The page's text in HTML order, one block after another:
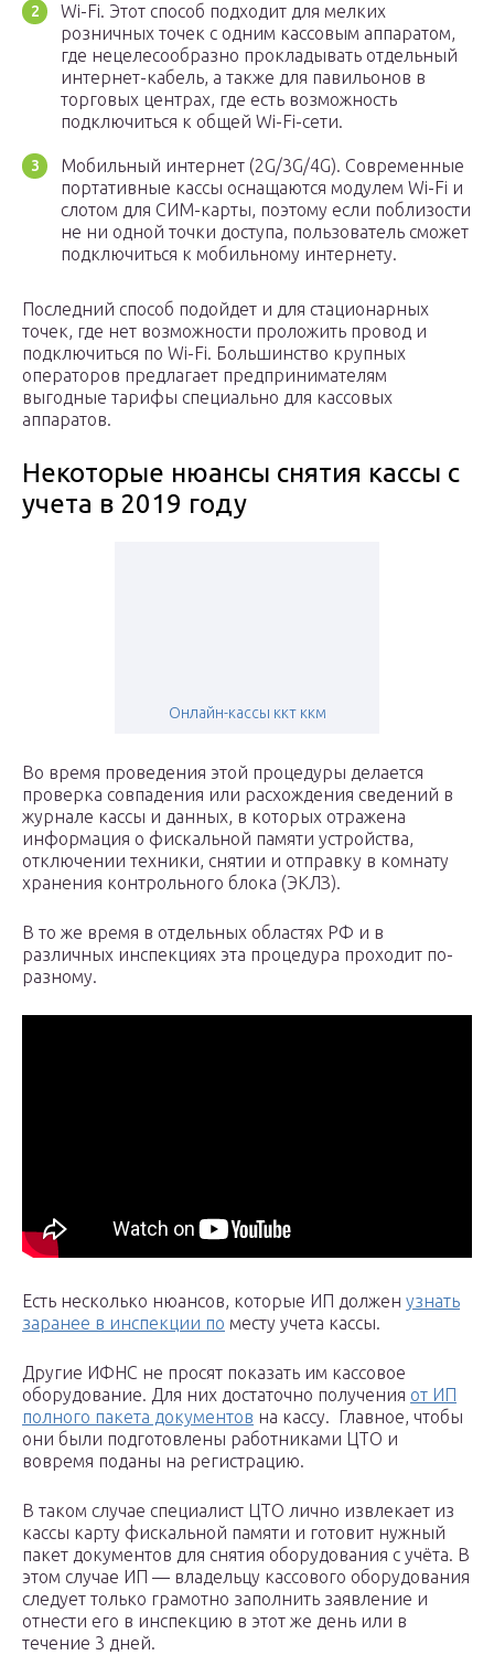
Wi-Fi. Этот способ подходит для мелких
розничных точек с одним кассовым аппаратом,
где нецелесообразно прокладывать отдельный
интернет-кабель, а также для павильонов в
торговых центрах, где есть возможность
подключиться к общей Wi-Fi-сети.
Мобильный интернет (2G/3G/4G). Современные
портативные кассы оснащаются модулем Wi-Fi и
слотом для СИМ-карты, поэтому если поблизости
не ни одной точки доступа, пользователь сможет
подключиться к мобильному интернету.
Последний способ подойдет и для стационарных
точек, где нет возможности проложить провод и
подключиться по Wi-Fi. Большинство крупных
операторов предлагает предпринимателям
выгодные тарифы специально для кассовых
аппаратов.
Некоторые нюансы снятия кассы с
учета в 2019 году
Онлайн-кассы ккт ккм
Во время проведения этой процедуры делается
проверка совпадения или расхождения сведений в
журнале кассы и данных, в которых отражена
информация о фискальной памяти устройства,
отключении техники, снятии и отправку в комнату
хранения контрольного блока (ЭКЛЗ).
В то же время в отдельных областях РФ и в
различных инспекциях эта процедура проходит по-
разному.
Есть несколько нюансов, которые ИП должен узнать
заранее в инспекции по месту учета кассы.
Другие ИФНС не просят показать им кассовое
оборудование. Для них достаточно получения от ИП
полного пакета документов на кассу. Главное, чтобы
они были подготовлены работниками ЦТО и
вовремя поданы на регистрацию.
В таком случае специалист ЦТО лично извлекает из
кассы карту фискальной памяти и готовит нужный
пакет документов для снятия оборудования с учёта. В
этом случае ИП — владельцу кассового оборудования
следует только грамотно заполнить заявление и
отнести его в инспекцию в этот же день или в
течение 3 дней.